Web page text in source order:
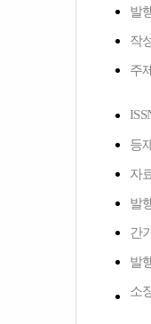
발
작
주
등
자
발
간기
발
소